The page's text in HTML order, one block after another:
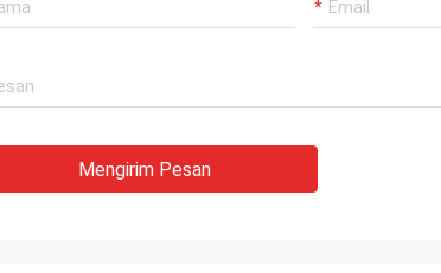
Mengirim Pesan